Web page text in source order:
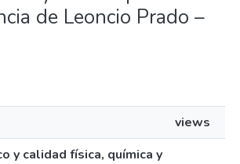
de Leoncio Prado –
views
y calidad física, química y